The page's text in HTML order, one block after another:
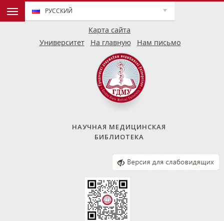
Карта сайта
РУССКИЙ
Университет На главную Нам письмо
НАУЧНАЯ МЕДИЦИНСКАЯ
БИБЛИОТЕКА